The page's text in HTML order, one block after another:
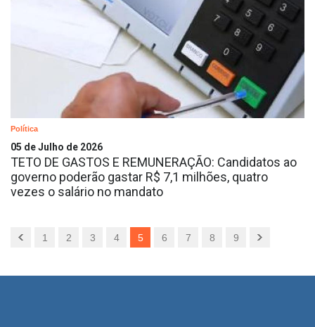
Política
05 de Julho de 2026
TETO DE GASTOS E REMUNERAÇÃO: Candidatos ao
governo poderão gastar R$ 7,1 milhões, quatro
vezes o salário no mandato
1 2 3 4 5 6 7 8 9